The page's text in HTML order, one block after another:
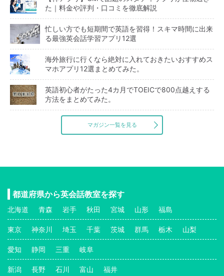
た｜料金や評判・口コミを徹底解説
忙しい方でも短期間で英語を習得！スキマ時間に出来
る最強英会話学習アプリ12選
海外旅行に行くなら絶対に入れておきたいおすすめス
マホアプリ12選まとめてみた。
英語初心者がたった4カ月でTOEICで800点越えする
方法をまとめてみた。
マガジン一覧を見る
都道府県から英会話教室を探す
北海道 青森 岩手 秋田 宮城 山形 福島
東京 神奈川 埼玉 千葉 茨城 群馬 栃木 山梨
愛知 静岡 三重 岐阜
新潟 長野 石川 富山 福井